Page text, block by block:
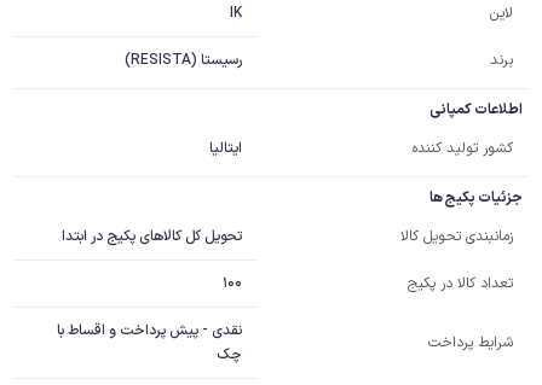
لاین
IK
برند رسیستا (RESISTA)
اطلاعات کمپانی
کشور تولید کننده
ایتالیا
جزئیات پکیج ها
زمانبندی تحویل کالا
تحویل کل کالاهای پکیج در ابتدا
تعداد کالا در پکیج 100
شرایط پرداخت
نقدی - پیش پرداخت و اقساط با
چک